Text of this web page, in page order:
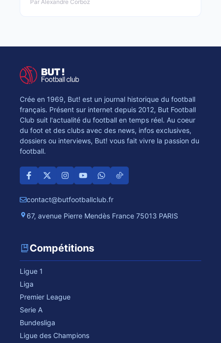
Par Alexandre Corboz
Crée en 1969, But! est un journal historique du football
français. Présent sur internet depuis 2012, But Football
Club suit l'actualité du football en temps réel. Au coeur
du foot et des clubs avec des news, infos exclusives,
dossiers ou interviews, But! vous fait vivre la passion du
football.
contact@butfootballclub.fr
67, avenue Pierre Mendès France 75013 PARIS
Compétitions
Ligue 1
Liga
Premier League
Serie A
Bundesliga
Ligue des Champions